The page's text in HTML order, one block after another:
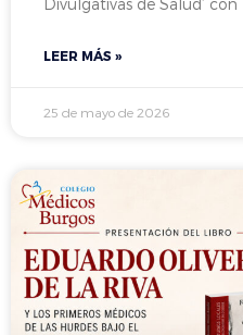
LEER MÁS »
25 de mayo de 2026